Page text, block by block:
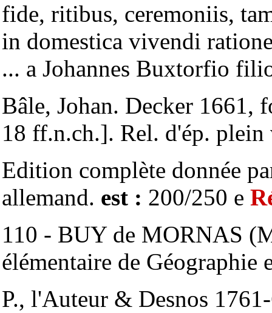
fide, ritibus, ceremoniis,
in domestica vivendi
... a Johannes Buxtorfio
Bâle, Johan. Decker
18 ff.n.ch.]. Rel. d'ép.
Edition complète donnée
allemand. est : 200/250 e
110 - BUY de MORNAS
élémentaire de Géographie
P., l'Auteur & Desnos